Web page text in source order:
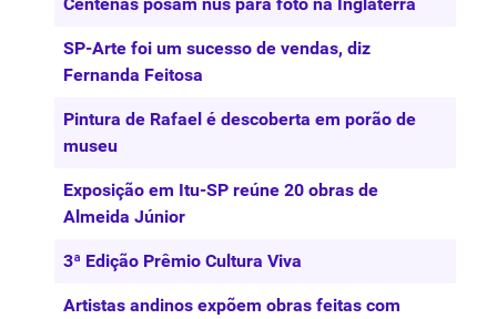
SP-Arte foi um sucesso de vendas, diz
Fernanda Feitosa
Pintura de Rafael é descoberta em porão de
museu
Exposição em Itu-SP reúne 20 obras de
Almeida Júnior
3ª Edição Prêmio Cultura Viva
Artistas andinos expõem obras feitas com